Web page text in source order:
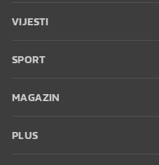
VIJESTI
SPORT
MAGAZIN
PLUS